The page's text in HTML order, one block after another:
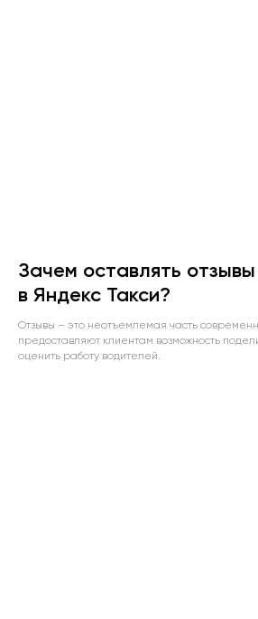
Зачем оставлять
в Яндекс Такси?
Отзывы – это неотъемлемая часть
предоставляют клиентам возможность
оценить работу водителей.